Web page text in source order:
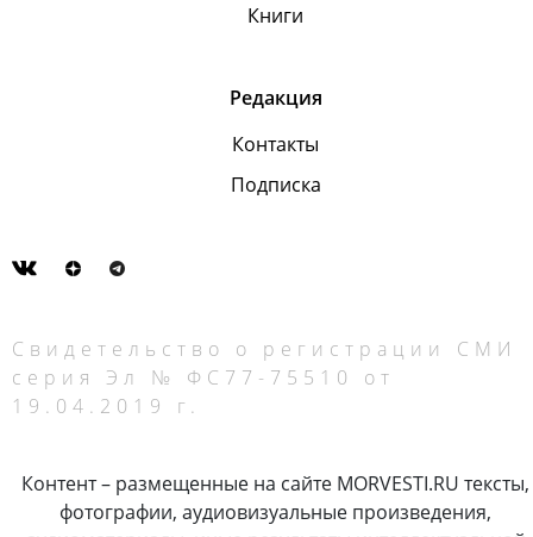
Книги
Редакция
Контакты
Подписка
Свидетельство о регистрации СМИ
серия Эл № ФС77-75510 от
19.04.2019 г.
Контент – размещенные на сайте MORVESTI.RU тексты,
фотографии, аудиовизуальные произведения,